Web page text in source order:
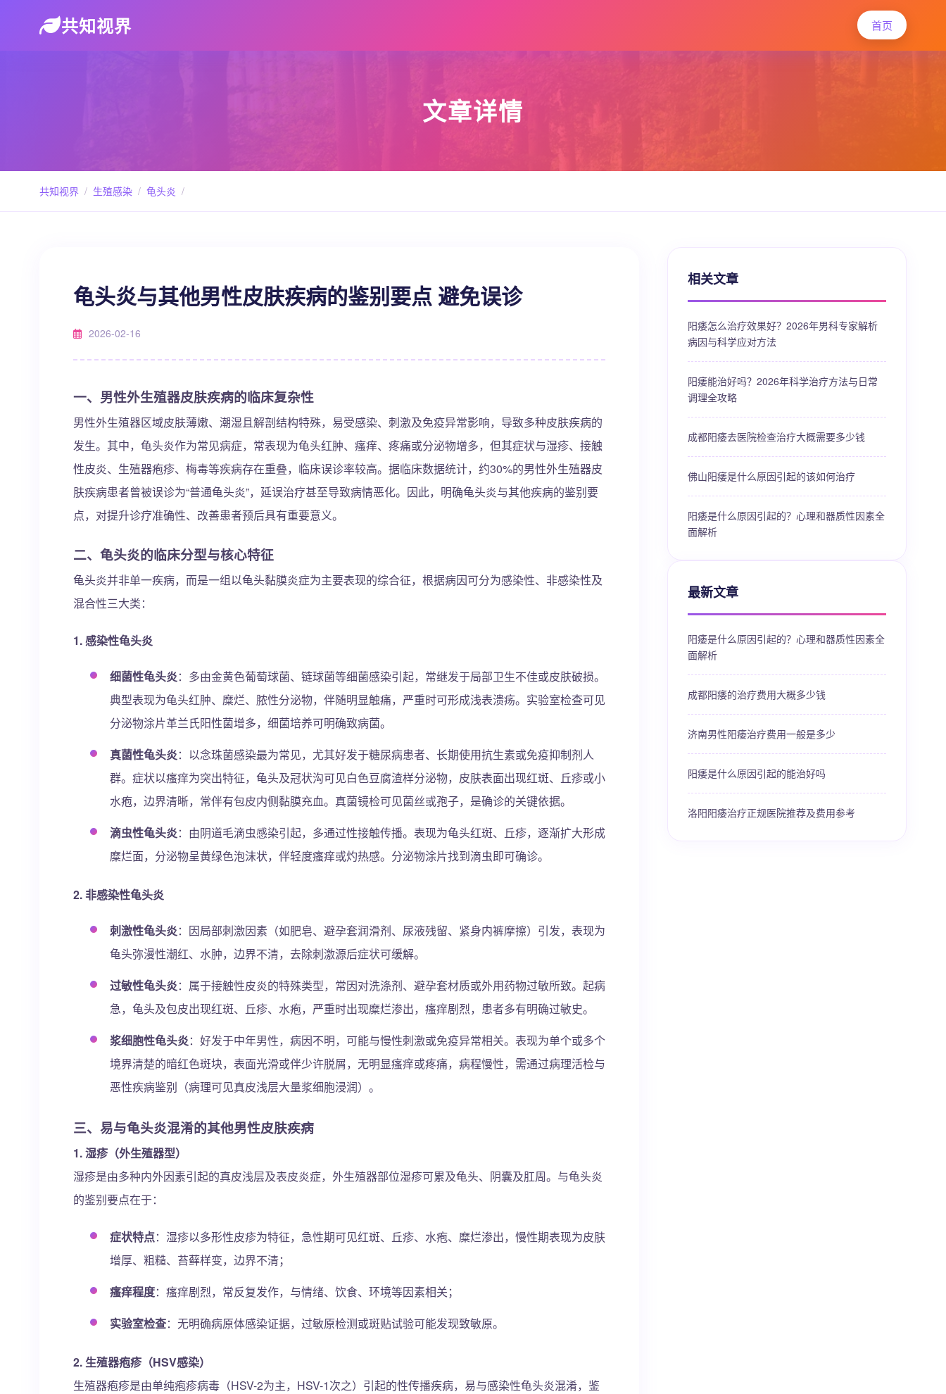
共知视界 首页
文章详情
共知视界 / 生殖感染 / 龟头炎 /
龟头炎与其他男性皮肤疾病的鉴别要点 避免误诊
2026-02-16
一、男性外生殖器皮肤疾病的临床复杂性
男性外生殖器区域皮肤薄嫩、潮湿且解剖结构特殊，易受感染、刺激及免疫异常影响，导致多种皮肤疾病的
发生。其中，龟头炎作为常见病症，常表现为龟头红肿、瘙痒、疼痛或分泌物增多，但其症状与湿疹、接触
性皮炎、生殖器疱疹、梅毒等疾病存在重叠，临床误诊率较高。据临床数据统计，约30%的男性外生殖器皮
肤疾病患者曾被误诊为“普通龟头炎”，延误治疗甚至导致病情恶化。因此，明确龟头炎与其他疾病的鉴别要
点，对提升诊疗准确性、改善患者预后具有重要意义。
二、龟头炎的临床分型与核心特征
龟头炎并非单一疾病，而是一组以龟头黏膜炎症为主要表现的综合征，根据病因可分为感染性、非感染性及
混合性三大类：
1. 感染性龟头炎
细菌性龟头炎：多由金黄色葡萄球菌、链球菌等细菌感染引起，常继发于局部卫生不佳或皮肤破损。
典型表现为龟头红肿、糜烂、脓性分泌物，伴随明显触痛，严重时可形成浅表溃疡。实验室检查可见
分泌物涂片革兰氏阳性菌增多，细菌培养可明确致病菌。
真菌性龟头炎：以念珠菌感染最为常见，尤其好发于糖尿病患者、长期使用抗生素或免疫抑制剂人
群。症状以瘙痒为突出特征，龟头及冠状沟可见白色豆腐渣样分泌物，皮肤表面出现红斑、丘疹或小
水疱，边界清晰，常伴有包皮内侧黏膜充血。真菌镜检可见菌丝或孢子，是确诊的关键依据。
滴虫性龟头炎：由阴道毛滴虫感染引起，多通过性接触传播。表现为龟头红斑、丘疹，逐渐扩大形成
糜烂面，分泌物呈黄绿色泡沫状，伴轻度瘙痒或灼热感。分泌物涂片找到滴虫即可确诊。
2. 非感染性龟头炎
刺激性龟头炎：因局部刺激因素（如肥皂、避孕套润滑剂、尿液残留、紧身内裤摩擦）引发，表现为
龟头弥漫性潮红、水肿，边界不清，去除刺激源后症状可缓解。
过敏性龟头炎：属于接触性皮炎的特殊类型，常因对洗涤剂、避孕套材质或外用药物过敏所致。起病
急，龟头及包皮出现红斑、丘疹、水疱，严重时出现糜烂渗出，瘙痒剧烈，患者多有明确过敏史。
浆细胞性龟头炎：好发于中年男性，病因不明，可能与慢性刺激或免疫异常相关。表现为单个或多个
境界清楚的暗红色斑块，表面光滑或伴少许脱屑，无明显瘙痒或疼痛，病程慢性，需通过病理活检与
恶性疾病鉴别（病理可见真皮浅层大量浆细胞浸润）。
三、易与龟头炎混淆的其他男性皮肤疾病
1. 湿疹（外生殖器型）
湿疹是由多种内外因素引起的真皮浅层及表皮炎症，外生殖器部位湿疹可累及龟头、阴囊及肛周。与龟头炎
的鉴别要点在于：
症状特点：湿疹以多形性皮疹为特征，急性期可见红斑、丘疹、水疱、糜烂渗出，慢性期表现为皮肤
增厚、粗糙、苔藓样变，边界不清；
瘙痒程度：瘙痒剧烈，常反复发作，与情绪、饮食、环境等因素相关；
实验室检查：无明确病原体感染证据，过敏原检测或斑贴试验可能发现致敏原。
2. 生殖器疱疹（HSV感染）
生殖器疱疹是由单纯疱疹病毒（HSV-2为主，HSV-1次之）引起的性传播疾病，易与感染性龟头炎混淆，鉴
相关文章
阳痿怎么治疗效果好？2026年男科专家解析
病因与科学应对方法
阳痿能治好吗？2026年科学治疗方法与日常
调理全攻略
成都阳痿去医院检查治疗大概需要多少钱
佛山阳痿是什么原因引起的该如何治疗
阳痿是什么原因引起的？心理和器质性因素全
面解析
最新文章
阳痿是什么原因引起的？心理和器质性因素全
面解析
成都阳痿的治疗费用大概多少钱
济南男性阳痿治疗费用一般是多少
阳痿是什么原因引起的能治好吗
洛阳阳痿治疗正规医院推荐及费用参考